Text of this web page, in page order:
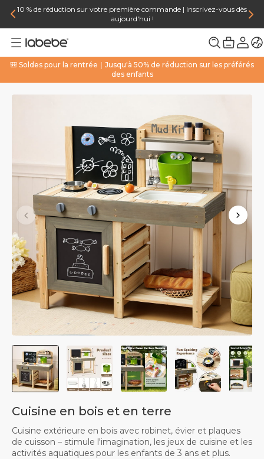
10 % de réduction sur votre première commande | Inscrivez-vous dès
aujourd'hui !
🎒 Soldes pour la rentrée｜Jusqu'à 50% de réduction sur les préférés
des enfants
Cuisine en bois et en terre
Cuisine extérieure en bois avec robinet, évier et plaques
de cuisson – stimule l'imagination, les jeux de cuisine et les
activités aquatiques pour les enfants de 3 ans et plus.